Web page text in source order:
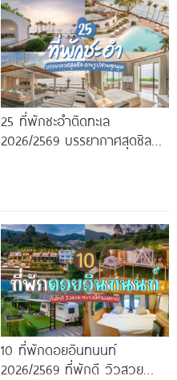
25 ที่พักชะอำติดทะเล
2026/2569 บรรยากาศสุดชิล
10 ที่พักดอยอินทนนท์
2026/2569 ที่พักดี วิวสวย